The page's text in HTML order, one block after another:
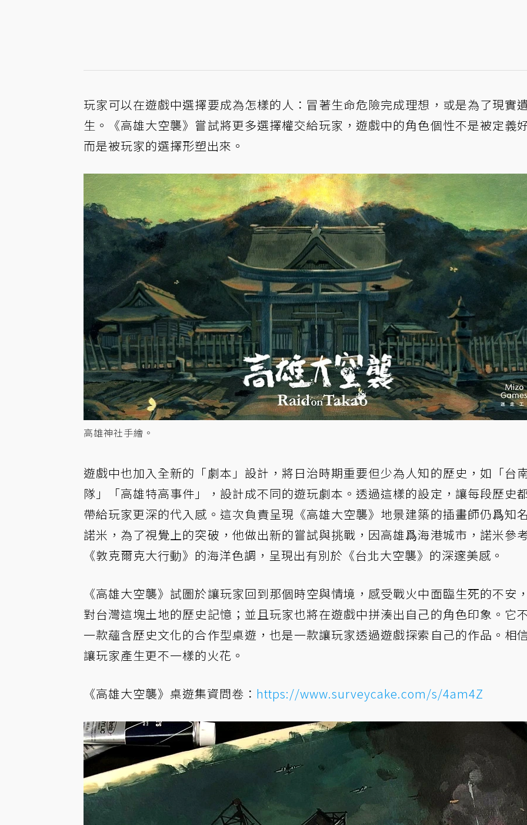
玩家可以在遊戲中選擇要成為怎樣的人：冒著生命危險完成理想，或是為了現實
生。《高雄大空襲》嘗試將更多選擇權交給玩家，遊戲中的角色個性不是被定義
而是被玩家的選擇形塑出來。
高雄神社手繪。
遊戲中也加入全新的「劇本」設計，將日治時期重要但少為人知的歷史，如「台
隊」「高雄特高事件」，設計成不同的遊玩劇本。透過這樣的設定，讓每段歷史
帶給玩家更深的代入感。這次負責呈現《高雄大空襲》地景建築的插畫師仍爲知
諾米，為了視覺上的突破，他做出新的嘗試與挑戰，因高雄爲海港城市，諾米參
《敦克爾克大行動》的海洋色調，呈現出有別於《台北大空襲》的深邃美感。
《高雄大空襲》試圖於讓玩家回到那個時空與情境，感受戰火中面臨生死的不安
對台灣這塊土地的歷史記憶；並且玩家也將在遊戲中拼湊出自己的角色印象。它
一款蘊含歷史文化的合作型桌遊，也是一款讓玩家透過遊戲探索自己的作品。相
讓玩家產生更不一樣的火花。
《高雄大空襲》桌遊集資問卷： https://www.surveycake.com/s/4am4Z